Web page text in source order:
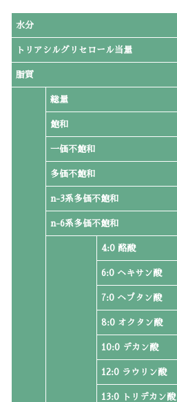
水分
トリアシルグリセロール当量
脂質
総量
飽和
一価不飽和
多価不飽和
n-3系多価不飽和
n-6系多価不飽和
4:0 酪酸
6:0 ヘキサン酸
7:0 ヘプタン酸
8:0 オクタン酸
10:0 デカン酸
12:0 ラウリン酸
13:0 トリデカン酸